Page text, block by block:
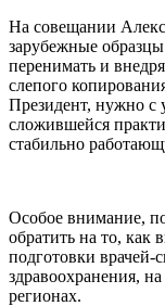
На совещании
зарубежные
перенимать и
слепого
Президент, нужно с
сложившейся
стабильно
Особое внимание,
обратить на то,
подготовки врачей-
здравоохранения,
регионах.